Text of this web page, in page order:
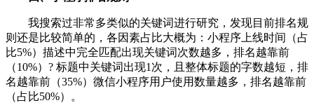
我搜索过非常多类似的关键词进行研究，发现目前排名规
则还是比较简单的，各因素占比大概为：小程序上线时间（占
比5%）描述中完全匹配出现关键词次数越多，排名越靠前
（10%）? 标题中关键词出现1次，且整体标题的字数越短，排
名越靠前（35%）微信小程序用户使用数量越多，排名越靠前
（占比50%）。